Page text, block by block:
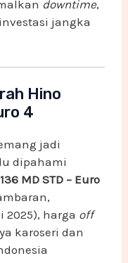
downtime,
jangka
Hino
4
jadi
dipahami
MD STD – Euro
2025), harga off
karoseri dan